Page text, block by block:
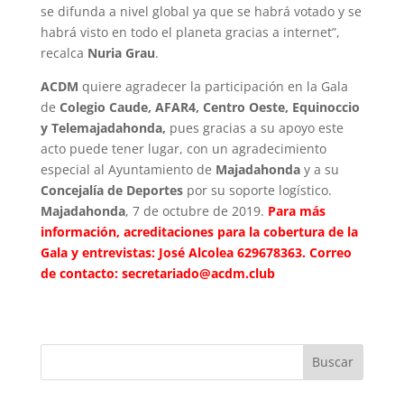
se difunda a nivel global ya que se habrá votado y se
habrá visto en todo el planeta gracias a internet”,
recalca Nuria Grau.
ACDM quiere agradecer la participación en la Gala
de Colegio Caude, AFAR4, Centro Oeste, Equinoccio
y Telemajadahonda, pues gracias a su apoyo este
acto puede tener lugar, con un agradecimiento
especial al Ayuntamiento de Majadahonday a su
Concejalía de Deportespor su soporte logístico.
Majadahonda, 7 de octubre de 2019. Para más
información, acreditaciones para la cobertura de la
Gala y entrevistas: José Alcolea 629678363. Correo
de contacto: secretariado@acdm.club